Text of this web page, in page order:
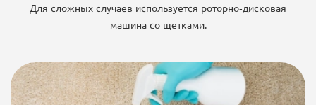
Для сложных случаев используется роторно-дисковая
машина со щетками.